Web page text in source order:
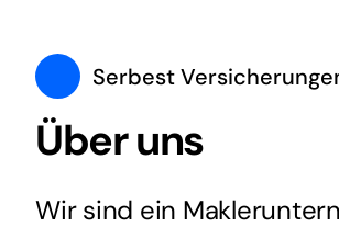
Serbest
Über uns
Wir sind ein